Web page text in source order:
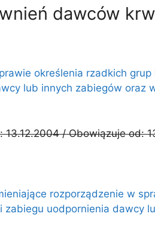
dawców
określenia rzadkich
lub innych zabiegów oraz
13.12.2004 / Obowiązuje od:
rozporządzenie w
uodpornienia dawcy